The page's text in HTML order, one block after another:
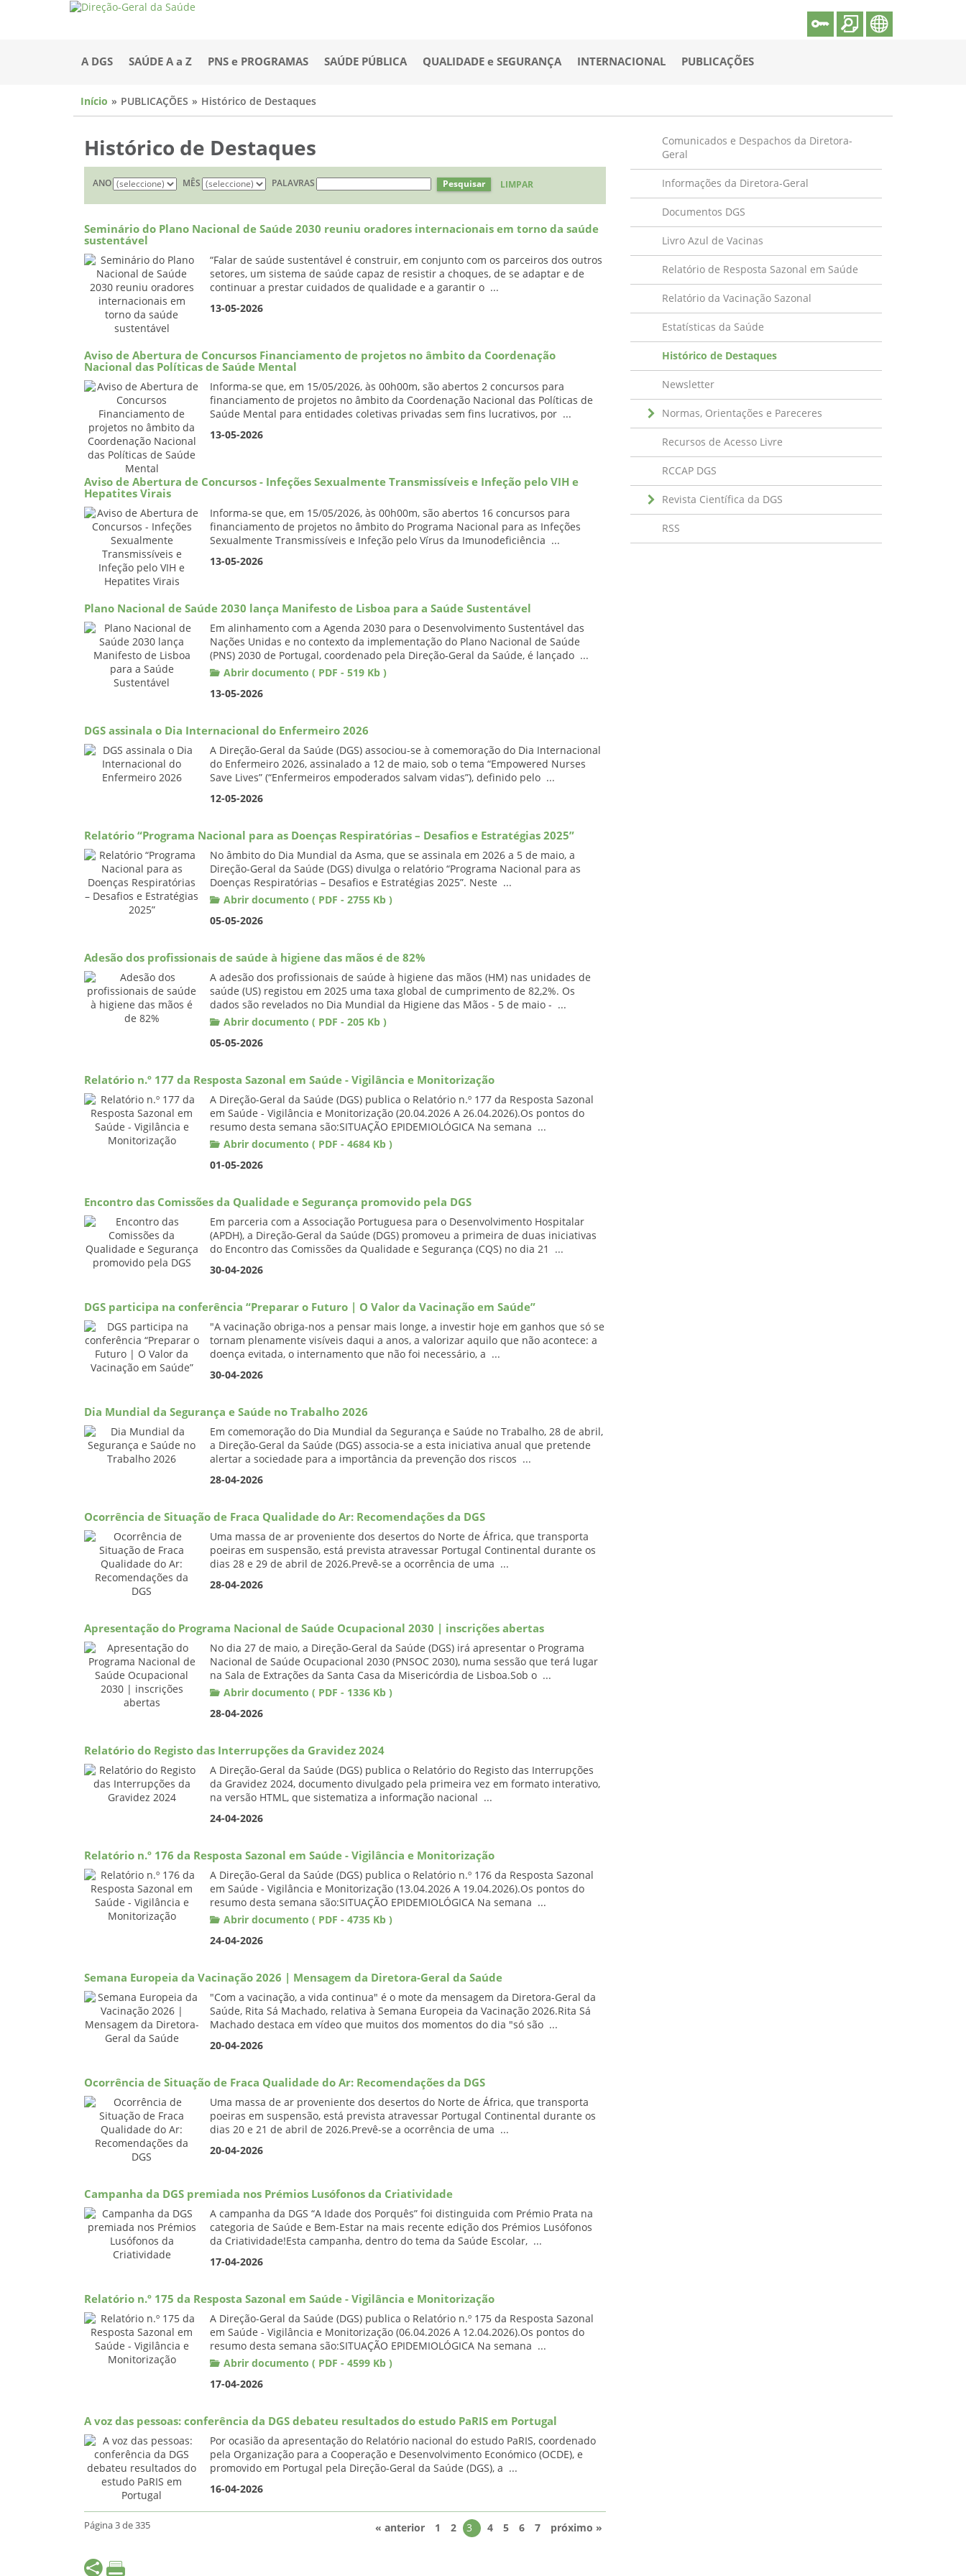
A DGS SAÚDE A a Z PNS e PROGRAMAS SAÚDE PÚBLICA QUALIDADE e SEGURANÇA INTERNACIONAL PUBLICAÇÕES
Início PUBLICAÇÕES Histórico de Destaques
Histórico de Destaques
ANO MÊS PALAVRAS Pesquisar LIMPAR
Seminário do Plano Nacional de Saúde 2030 reuniu oradores internacionais em torno da saúde
sustentável
“Falar de saúde sustentável é construir, em conjunto com os parceiros dos outros
setores, um sistema de saúde capaz de resistir a choques, de se adaptar e de
continuar a prestar cuidados de qualidade e a garantir o ...
13-05-2026
Aviso de Abertura de Concursos Financiamento de projetos no âmbito da Coordenação
Nacional das Políticas de Saúde Mental
Informa-se que, em 15/05/2026, às 00h00m, são abertos 2 concursos para
financiamento de projetos no âmbito da Coordenação Nacional das Políticas de
Saúde Mental para entidades coletivas privadas sem fins lucrativos, por ...
13-05-2026
Aviso de Abertura de Concursos - Infeções Sexualmente Transmissíveis e Infeção pelo VIH e
Hepatites Virais
Informa-se que, em 15/05/2026, às 00h00m, são abertos 16 concursos para
financiamento de projetos no âmbito do Programa Nacional para as Infeções
Sexualmente Transmissíveis e Infeção pelo Vírus da Imunodeficiência ...
13-05-2026
Plano Nacional de Saúde 2030 lança Manifesto de Lisboa para a Saúde Sustentável
Em alinhamento com a Agenda 2030 para o Desenvolvimento Sustentável das
Nações Unidas e no contexto da implementação do Plano Nacional de Saúde
(PNS) 2030 de Portugal, coordenado pela Direção-Geral da Saúde, é lançado ...
Abrir documento ( PDF - 519 Kb )
13-05-2026
DGS assinala o Dia Internacional do Enfermeiro 2026
A Direção-Geral da Saúde (DGS) associou-se à comemoração do Dia Internacional
do Enfermeiro 2026, assinalado a 12 de maio, sob o tema “Empowered Nurses
Save Lives” (“Enfermeiros empoderados salvam vidas”), definido pelo ...
12-05-2026
Relatório “Programa Nacional para as Doenças Respiratórias – Desafios e Estratégias 2025”
No âmbito do Dia Mundial da Asma, que se assinala em 2026 a 5 de maio, a
Direção-Geral da Saúde (DGS) divulga o relatório “Programa Nacional para as
Doenças Respiratórias – Desafios e Estratégias 2025”. Neste ...
Abrir documento ( PDF - 2755 Kb )
05-05-2026
Adesão dos profissionais de saúde à higiene das mãos é de 82%
A adesão dos profissionais de saúde à higiene das mãos (HM) nas unidades de
saúde (US) registou em 2025 uma taxa global de cumprimento de 82,2%. Os
dados são revelados no Dia Mundial da Higiene das Mãos - 5 de maio - ...
Abrir documento ( PDF - 205 Kb )
05-05-2026
Relatório n.º 177 da Resposta Sazonal em Saúde - Vigilância e Monitorização
A Direção-Geral da Saúde (DGS) publica o Relatório n.º 177 da Resposta Sazonal
em Saúde - Vigilância e Monitorização (20.04.2026 A 26.04.2026).Os pontos do
resumo desta semana são:SITUAÇÃO EPIDEMIOLÓGICA Na semana ...
Abrir documento ( PDF - 4684 Kb )
01-05-2026
Encontro das Comissões da Qualidade e Segurança promovido pela DGS
Em parceria com a Associação Portuguesa para o Desenvolvimento Hospitalar
(APDH), a Direção-Geral da Saúde (DGS) promoveu a primeira de duas iniciativas
do Encontro das Comissões da Qualidade e Segurança (CQS) no dia 21 ...
30-04-2026
DGS participa na conferência “Preparar o Futuro | O Valor da Vacinação em Saúde”
"A vacinação obriga-nos a pensar mais longe, a investir hoje em ganhos que só se
tornam plenamente visíveis daqui a anos, a valorizar aquilo que não acontece: a
doença evitada, o internamento que não foi necessário, a ...
30-04-2026
Dia Mundial da Segurança e Saúde no Trabalho 2026
Em comemoração do Dia Mundial da Segurança e Saúde no Trabalho, 28 de abril,
a Direção-Geral da Saúde (DGS) associa-se a esta iniciativa anual que pretende
alertar a sociedade para a importância da prevenção dos riscos ...
28-04-2026
Ocorrência de Situação de Fraca Qualidade do Ar: Recomendações da DGS
Uma massa de ar proveniente dos desertos do Norte de África, que transporta
poeiras em suspensão, está prevista atravessar Portugal Continental durante os
dias 28 e 29 de abril de 2026.Prevê-se a ocorrência de uma ...
28-04-2026
Apresentação do Programa Nacional de Saúde Ocupacional 2030 | inscrições abertas
No dia 27 de maio, a Direção-Geral da Saúde (DGS) irá apresentar o Programa
Nacional de Saúde Ocupacional 2030 (PNSOC 2030), numa sessão que terá lugar
na Sala de Extrações da Santa Casa da Misericórdia de Lisboa.Sob o ...
Abrir documento ( PDF - 1336 Kb )
28-04-2026
Relatório do Registo das Interrupções da Gravidez 2024
A Direção-Geral da Saúde (DGS) publica o Relatório do Registo das Interrupções
da Gravidez 2024, documento divulgado pela primeira vez em formato interativo,
na versão HTML, que sistematiza a informação nacional ...
24-04-2026
Relatório n.º 176 da Resposta Sazonal em Saúde - Vigilância e Monitorização
A Direção-Geral da Saúde (DGS) publica o Relatório n.º 176 da Resposta Sazonal
em Saúde - Vigilância e Monitorização (13.04.2026 A 19.04.2026).Os pontos do
resumo desta semana são:SITUAÇÃO EPIDEMIOLÓGICA Na semana ...
Abrir documento ( PDF - 4735 Kb )
24-04-2026
Semana Europeia da Vacinação 2026 | Mensagem da Diretora-Geral da Saúde
"Com a vacinação, a vida continua" é o mote da mensagem da Diretora-Geral da
Saúde, Rita Sá Machado, relativa à Semana Europeia da Vacinação 2026.Rita Sá
Machado destaca em vídeo que muitos dos momentos do dia "só são ...
20-04-2026
Ocorrência de Situação de Fraca Qualidade do Ar: Recomendações da DGS
Uma massa de ar proveniente dos desertos do Norte de África, que transporta
poeiras em suspensão, está prevista atravessar Portugal Continental durante os
dias 20 e 21 de abril de 2026.Prevê-se a ocorrência de uma ...
20-04-2026
Campanha da DGS premiada nos Prémios Lusófonos da Criatividade
A campanha da DGS “A Idade dos Porquês” foi distinguida com Prémio Prata na
categoria de Saúde e Bem-Estar na mais recente edição dos Prémios Lusófonos
da Criatividade!Esta campanha, dentro do tema da Saúde Escolar, ...
17-04-2026
Relatório n.º 175 da Resposta Sazonal em Saúde - Vigilância e Monitorização
A Direção-Geral da Saúde (DGS) publica o Relatório n.º 175 da Resposta Sazonal
em Saúde - Vigilância e Monitorização (06.04.2026 A 12.04.2026).Os pontos do
resumo desta semana são:SITUAÇÃO EPIDEMIOLÓGICA Na semana ...
Abrir documento ( PDF - 4599 Kb )
17-04-2026
A voz das pessoas: conferência da DGS debateu resultados do estudo PaRIS em Portugal
Por ocasião da apresentação do Relatório nacional do estudo PaRIS, coordenado
pela Organização para a Cooperação e Desenvolvimento Económico (OCDE), e
promovido em Portugal pela Direção-Geral da Saúde (DGS), a ...
16-04-2026
« anterior 1 2 3 4 5 6 7 próximo »
Página 3 de 335
Comunicados e Despachos da Diretora-
Geral
Informações da Diretora-Geral
Documentos DGS
Livro Azul de Vacinas
Relatório de Resposta Sazonal em Saúde
Relatório da Vacinação Sazonal
Estatísticas da Saúde
Histórico de Destaques
Newsletter
Normas, Orientações e Pareceres
Recursos de Acesso Livre
RCCAP DGS
Revista Científica da DGS
RSS